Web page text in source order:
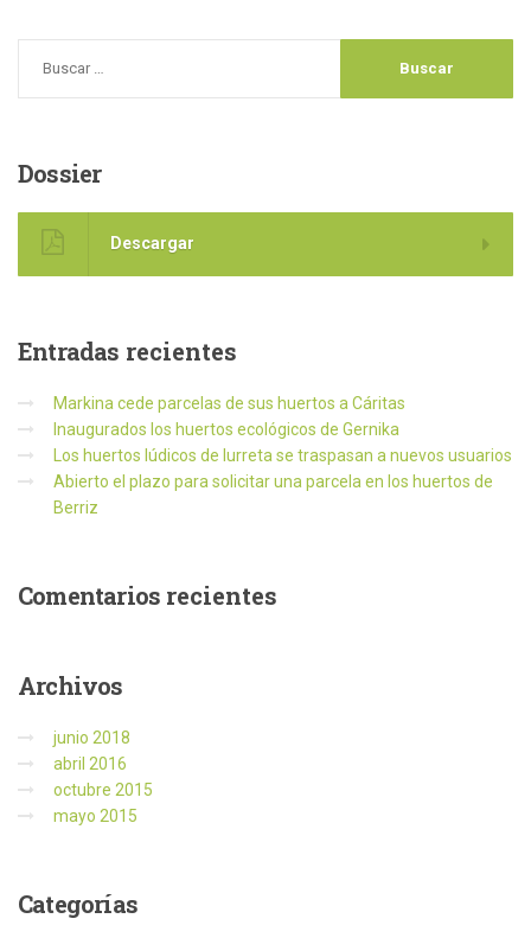
Dossier
Descargar
Entradas recientes
Markina cede parcelas de sus huertos a Cáritas
Inaugurados los huertos ecológicos de Gernika
Los huertos lúdicos de Iurreta se traspasan a nuevos usuarios
Abierto el plazo para solicitar una parcela en los huertos de
Berriz
Comentarios recientes
Archivos
junio 2018
abril 2016
octubre 2015
mayo 2015
Categorías